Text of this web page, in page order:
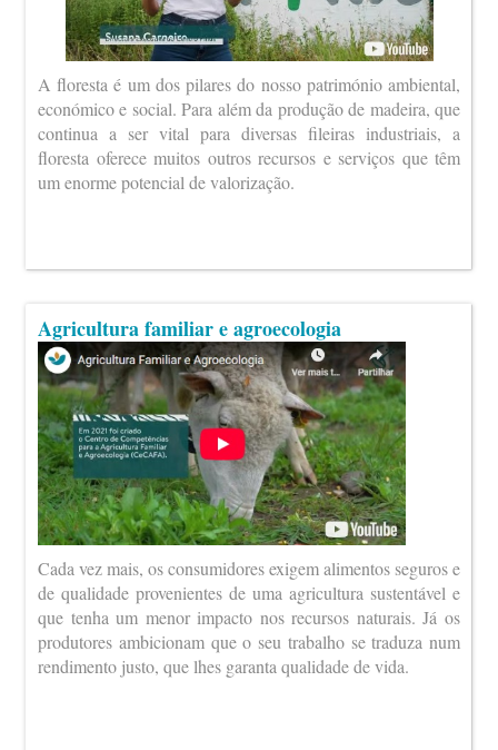
A floresta é um dos pilares do nosso património ambiental,
económico e social. Para além da produção de madeira, que
continua a ser vital para diversas fileiras industriais, a
floresta oferece muitos outros recursos e serviços que têm
um enorme potencial de valorização.
Agricultura familiar e agroecologia
Cada vez mais, os consumidores exigem alimentos seguros e
de qualidade provenientes de uma agricultura sustentável e
que tenha um menor impacto nos recursos naturais. Já os
produtores ambicionam que o seu trabalho se traduza num
rendimento justo, que lhes garanta qualidade de vida.